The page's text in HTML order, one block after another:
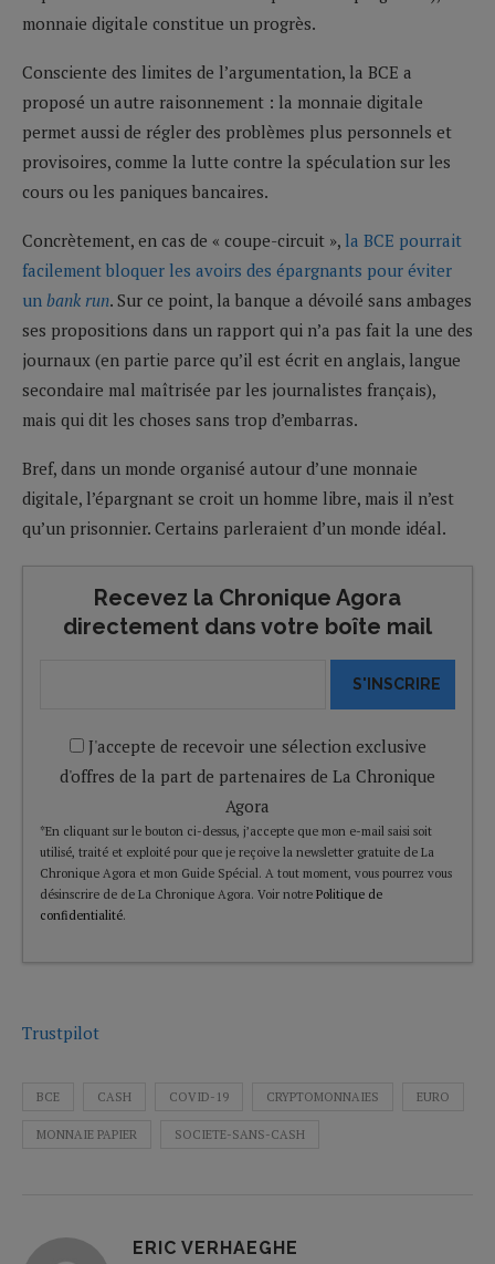
monnaie digitale constitue un progrès.
Consciente des limites de l’argumentation, la BCE a
proposé un autre raisonnement : la monnaie digitale
permet aussi de régler des problèmes plus personnels et
provisoires, comme la lutte contre la spéculation sur les
cours ou les paniques bancaires.
Concrètement, en cas de « coupe-circuit », la BCE pourrait
facilement bloquer les avoirs des épargnants pour éviter
un bank run. Sur ce point, la banque a dévoilé sans ambages
ses propositions dans un rapport qui n’a pas fait la une des
journaux (en partie parce qu’il est écrit en anglais, langue
secondaire mal maîtrisée par les journalistes français),
mais qui dit les choses sans trop d’embarras.
Bref, dans un monde organisé autour d’une monnaie
digitale, l’épargnant se croit un homme libre, mais il n’est
qu’un prisonnier. Certains parleraient d’un monde idéal.
Recevez la Chronique Agora
directement dans votre boîte mail
S'INSCRIRE
J'accepte de recevoir une sélection exclusive
d'offres de la part de partenaires de La Chronique
Agora
*En cliquant sur le bouton ci-dessus, j’accepte que mon e-mail saisi soit
utilisé, traité et exploité pour que je reçoive la newsletter gratuite de La
Chronique Agora et mon Guide Spécial. A tout moment, vous pourrez vous
désinscrire de de La Chronique Agora. Voir notre Politique de
confidentialité.
Trustpilot
BCE CASH COVID-19 CRYPTOMONNAIES EURO
MONNAIE PAPIER SOCIETE-SANS-CASH
ERIC VERHAEGHE